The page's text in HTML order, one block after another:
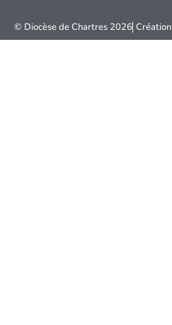
© Diocèse de Chartres 2026 Création